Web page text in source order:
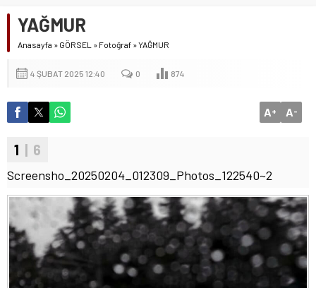
YAĞMUR
Anasayfa » GÖRSEL » Fotoğraf »YAĞMUR
4 ŞUBAT 2025 12:40 0 874
A+ A-
1 | 6
Screensho_20250204_012309_Photos_122540~2